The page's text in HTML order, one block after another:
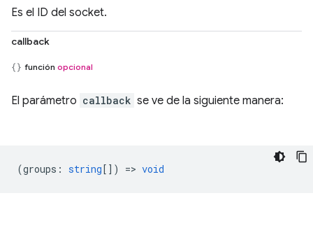
Es el ID del socket.
callback
función opcional
El parámetro callback se ve de la siguiente manera:
(groups : string[]) => void